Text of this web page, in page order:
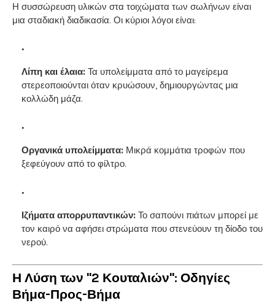
Η συσσώρευση υλικών στα τοιχώματα των σωλήνων είναι
μια σταδιακή διαδικασία. Οι κύριοι λόγοι είναι:
Λίπη και έλαια: Τα υπολείμματα από το μαγείρεμα
στερεοποιούνται όταν κρυώσουν, δημιουργώντας μια
κολλώδη μάζα.
Οργανικά υπολείμματα: Μικρά κομμάτια τροφών που
ξεφεύγουν από το φίλτρο.
Ιζήματα απορρυπαντικών: Το σαπούνι πιάτων μπορεί με
τον καιρό να αφήσει στρώματα που στενεύουν τη δίοδο του
νερού.
Η Λύση των "2 Κουταλιών": Οδηγίες
Βήμα-Προς-Βήμα